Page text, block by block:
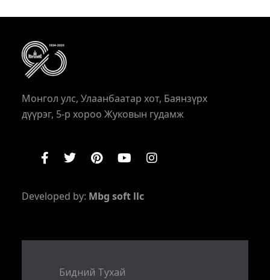
Монгол улс, Улаанбаатар хот, Баянзүрх
дүүрэг, 5-р хороо Жуковын гудамж
Developed by: Mbg soft llc
Бидний Тухай